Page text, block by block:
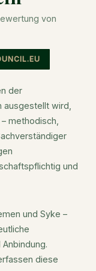
von
der
ausgestellt wird,
methodisch,
und
und Syke –
diese